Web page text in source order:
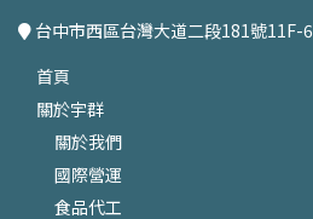
台中市西區台灣大道二段181號11F-6
首頁
關於宇群
關於我們
國際營運
食品代工